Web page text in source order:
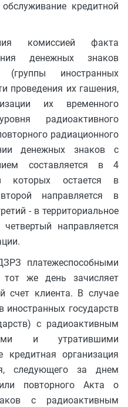
кредитной
комиссией факта
денежных знаков
(группы иностранных
проведения их гашения,
их временного
радиоактивного
радиационного
денежных знаков с
составляется в 4
которых остается в
направляется в
- в территориальное
направляется
платежеспособными
тот же день зачисляет
счет клиента. В случае
иностранных государств
с радиоактивным
и утратившими
кредитная организация
следующего за днем
повторного Акта о
с радиоактивным